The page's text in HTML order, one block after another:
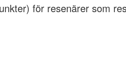
för resenärer som